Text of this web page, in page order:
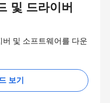
및 드라이버
버 및 소프트웨어를 다운
보기